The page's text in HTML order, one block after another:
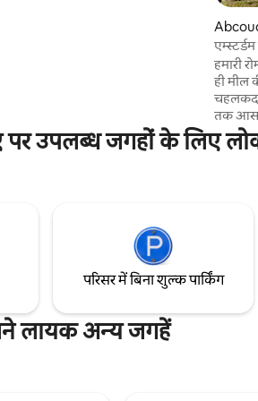
हमारी
ही मील
तक
पूरी
बेडरूम:
बढ़िया
उपलब्ध जगहों के लिए
परिसर में बिना शुल्क पार्किंग
लायक अन्य जगहें